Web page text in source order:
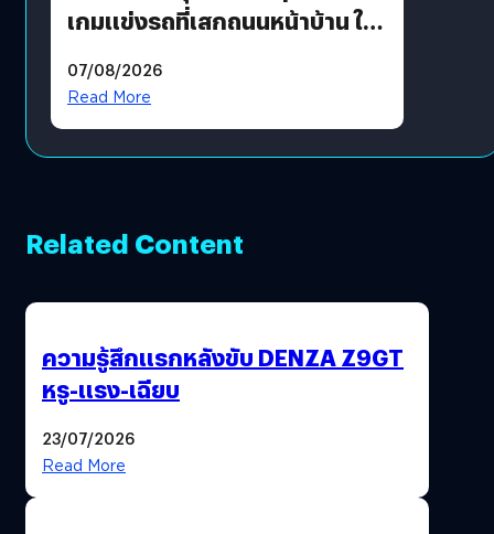
เกมแข่งรถที่เสกถนนหน้าบ้าน ให้
07/08/2026
Read More
Related Content
ความรู้สึกแรกหลังขับ DENZA Z9GT
หรู-แรง-เฉียบ
23/07/2026
Read More